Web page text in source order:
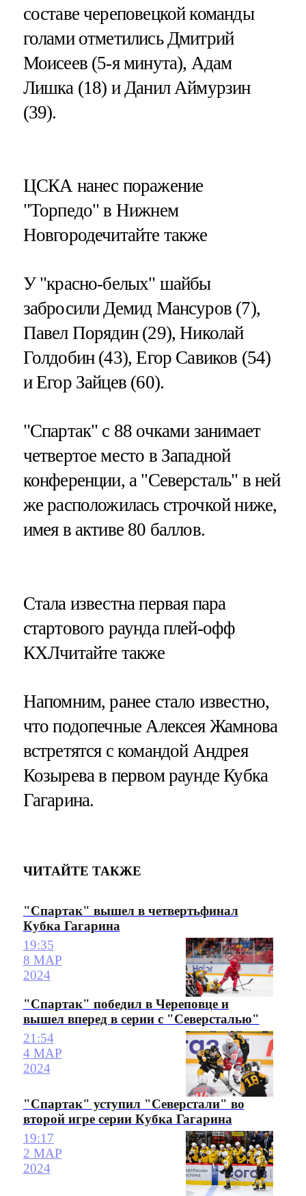
составе череповецкой команды
голами отметились Дмитрий
Моисеев (5-я минута), Адам
Лишка (18) и Данил Аймурзин
(39).
​ЦСКА нанес поражение
"Торпедо" в Нижнем
Новгородечитайте также
У "красно-белых" шайбы
забросили Демид Мансуров (7),
Павел Порядин (29), Николай
Голдобин (43), Егор Савиков (54)
и Егор Зайцев (60).
"Спартак" с 88 очками занимает
четвертое место в Западной
конференции, а "Северсталь" в ней
же расположилась строчкой ниже,
имея в активе 80 баллов.
​Стала известна первая пара
стартового раунда плей-офф
КХЛчитайте также
Напомним, ранее стало известно,
что подопечные Алексея Жамнова
встретятся с командой Андрея
Козырева в первом раунде Кубка
Гагарина.
ЧИТАЙТЕ ТАКЖЕ
"Спартак" вышел в четвертьфинал
Кубка Гагарина
19:35
8 МАР
2024
"Спартак" победил в Череповце и
вышел вперед в серии с "Северсталью"
21:54
4 МАР
2024
"Спартак" уступил "Северстали" во
второй игре серии Кубка Гагарина
19:17
2 МАР
2024